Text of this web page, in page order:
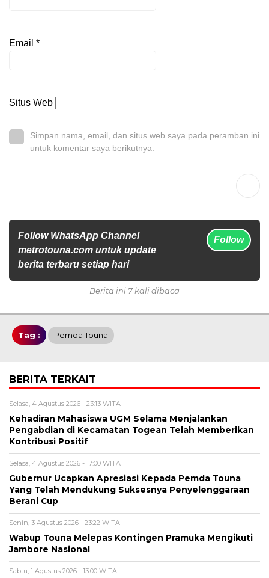
Email *
Situs Web
Simpan nama, email, dan situs web saya pada peramban ini
untuk komentar saya berikutnya.
Follow WhatsApp Channel
metrotouna.com untuk update
berita terbaru setiap hari
Follow
Berita ini 7 kali dibaca
Tag : Pemda Touna
BERITA TERKAIT
Selasa, 4 Agustus 2026 - 23:13 WITA
Kehadiran Mahasiswa UGM Selama Menjalankan
Pengabdian di Kecamatan Togean Telah Memberikan
Kontribusi Positif
Selasa, 4 Agustus 2026 - 17:00 WITA
Gubernur Ucapkan Apresiasi Kepada Pemda Touna
Yang Telah Mendukung Suksesnya Penyelenggaraan
Berani Cup
Senin, 3 Agustus 2026 - 23:22 WITA
Wabup Touna Melepas Kontingen Pramuka Mengikuti
Jambore Nasional
Sabtu, 1 Agustus 2026 - 13:00 WITA